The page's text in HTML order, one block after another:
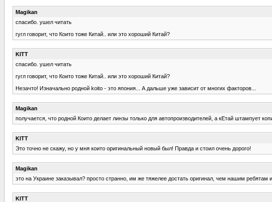
Magikan
спасибо. ушел читать
гугл говорит, что Които тоже Китай.. или это хороший Китай?
KITT
спасибо. ушел читать
гугл говорит, что Които тоже Китай.. или это хороший Китай?
Незачто! Изначально родной koito - это япония... А дальше уже зависит от многих факторов...
Magikan
получается, что родной Които делает линзы только для автопроизводителей, а кЕтай штампует
KITT
Это точно не скажу, но у мня които оригинальный новый был! Правда и стоил очень дорого!
Magikan
это на Украине заказывал? просто странно, им же тяжелее достать оригинал, чем нашим ребятам
KITT